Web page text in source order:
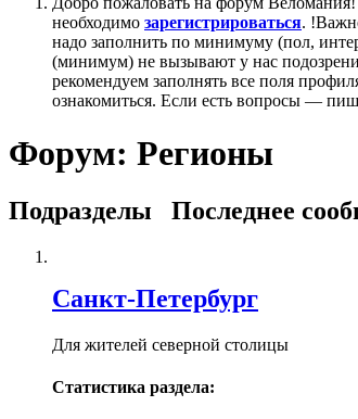
необходимо зарегистрироваться.
надо заполнить по минимуму (пол,
(минимум) не вызывают у нас
рекомендуем заполнять все поля
ознакомиться. Если есть вопросы —
Форум: Регионы
Подразделы Последнее
Санкт-Петербург
Для жителей северной столицы
Статистика раздела: